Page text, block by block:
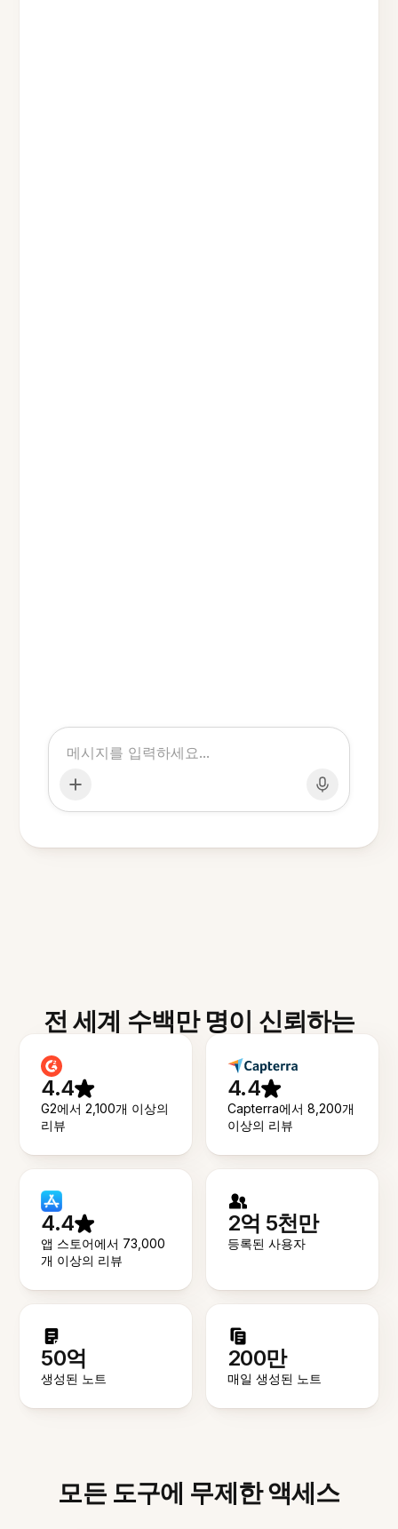
전 세계 수백만 명이 신뢰하는
4.4
G2에서 2,100개 이상의
리뷰
4.4
Capterra에서 8,200개
이상의 리뷰
4.4
앱 스토어에서 73,000
개 이상의 리뷰
2억 5천만
등록된 사용자
50억
생성된 노트
200만
매일 생성된 노트
모든 도구에 무제한 액세스